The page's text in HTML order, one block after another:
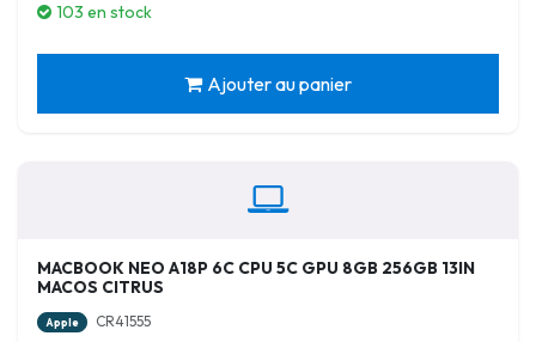
103 en stock
Ajouter au panier
MACBOOK NEO A18P 6C CPU 5C GPU 8GB 256GB 13IN
MACOS CITRUS
Apple CR41555